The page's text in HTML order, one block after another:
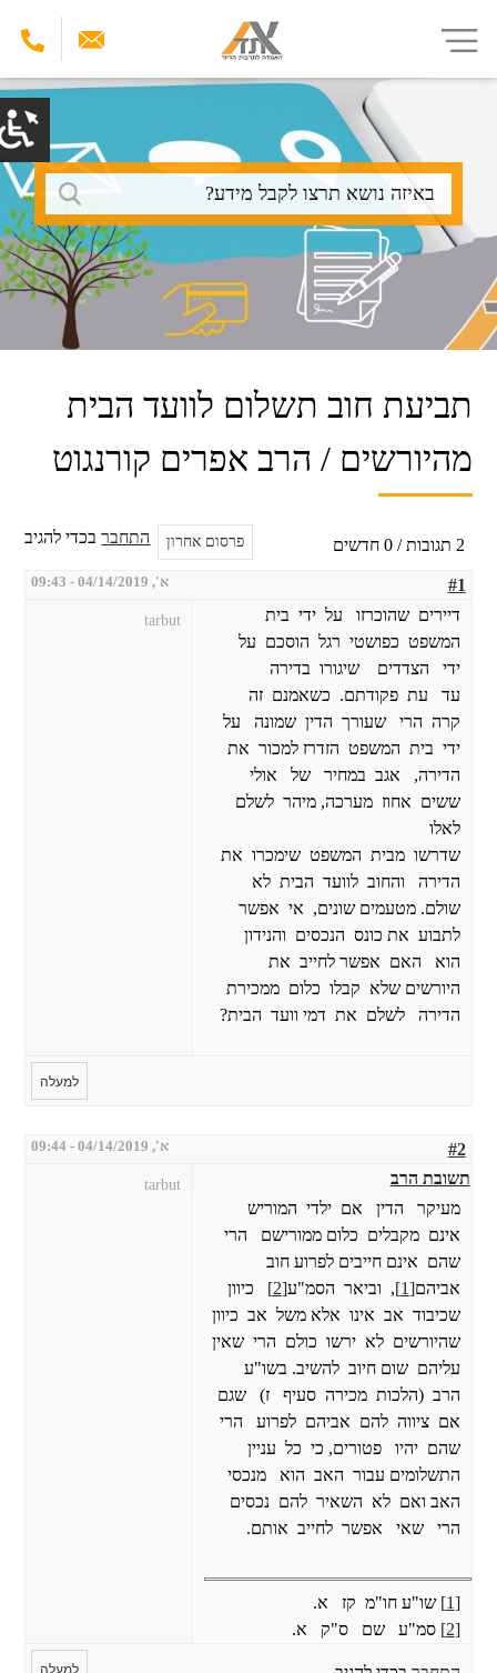
העיקרי
חיפוש
תביעת חוב תשלום לוועד הבית
מהיורשים / הרב אפרים קורנגוט
2 תגובות / 0 חדשים התחברבכדי להגיב פרסום אחרון
א', 04/14/2019 - 09:43 #1
tarbut
דיירים שהוכרזו על ידי בית
המשפט כפושטי רגל הוסכם על
ידי הצדדים שיגורו בדירה
עד עת פקודתם. כשאמנם זה
קרה הרי שעורך הדין שמונה על
ידי בית המשפט הזדרז למכור את
הדירה, אגב במחיר של אולי
ששים אחוז מערכה, מיהר לשלם
לאלו
שדרשו מבית המשפט שימכרו את
הדירה והחוב לוועד הבית לא
שולם. מטעמים שונים, אי אפשר
לתבוע את כונס הנכסים והנידון
הוא האם אפשר לחייב את
היורשים שלא קבלו כלום ממכירת
הדירה לשלם את דמי וועד הבית?
למעלה
א', 04/14/2019 - 09:44 #2
tarbut
תשובת הרב
מעיקר הדין אם ילדי המוריש
אינם מקבלים כלום ממורישם הרי
שהם אינם חייבים לפרוע חוב
אביהם[1] , וביאר הסמ"ע[2]
כיוון
שכיבוד אב אינו אלא משל אב כיוון
שהיורשים לא ירשו כולם הרי שאין
עליהם שום חיוב להשיב. בשו"ע
הרב (הלכות מכירה סעיף ז) שגם
אם ציווה להם אביהם לפרוע הרי
שהם יהיו פטורים, כי כל עניין
התשלומים עבור האב הוא מנכסי
האב ואם לא השאיר להם נכסים
הרי שאי אפשר לחייב אותם.
[1]
שו"ע חו"מ קז א.
[2]
סמ"ע שם ס"ק א.
למעלה